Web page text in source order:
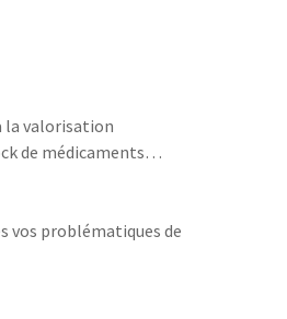
la valorisation
de médicaments…
vos problématiques de